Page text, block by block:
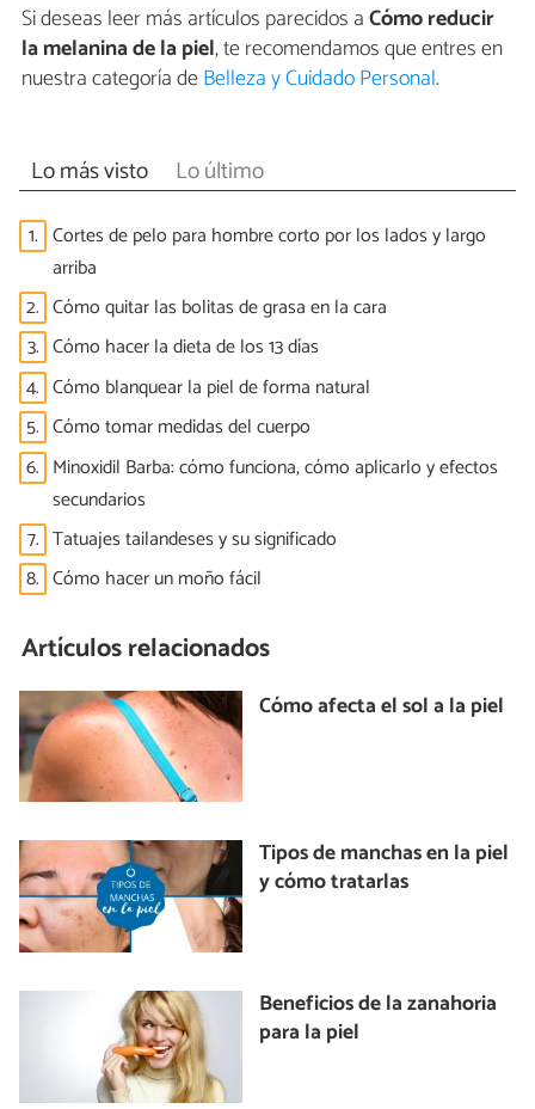
Si deseas leer más artículos parecidos aCómo reducir
la melanina de la piel, te recomendamos que entres en
nuestra categoría deBelleza y Cuidado Personal.
Lo más visto Lo último
1. Cortes de pelo para hombre corto por los lados y largo
arriba
2. Cómo quitar las bolitas de grasa en la cara
3. Cómo hacer la dieta de los 13 días
4. Cómo blanquear la piel de forma natural
5. Cómo tomar medidas del cuerpo
6. Minoxidil Barba: cómo funciona, cómo aplicarlo y efectos
secundarios
7. Tatuajes tailandeses y su significado
8. Cómo hacer un moño fácil
Artículos relacionados
Cómo afecta el sol a la piel
Tipos de manchas en la piel
y cómo tratarlas
Beneficios de la zanahoria
para la piel